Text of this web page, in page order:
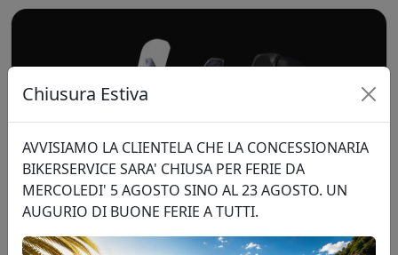
Chiusura Estiva
AVVISIAMO LA CLIENTELA CHE LA CONCESSIONARIA
BIKERSERVICE SARA' CHIUSA PER FERIE DA
MERCOLEDI' 5 AGOSTO SINO AL 23 AGOSTO. UN
AUGURIO DI BUONE FERIE A TUTTI.